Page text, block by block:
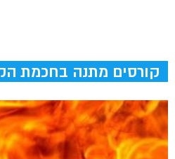
קורסים מתנה בחכמת